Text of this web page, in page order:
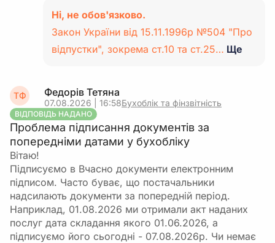
Ні, не обов'язково.
Закон України від 15.11.1996р №504 "Про
відпустки", зокрема ст.10 та ст.25… Ще
ТФ Федорів Тетяна
07.08.2026 | 16:58Бухоблік та фінзвітність
ВІДПОВІДЬ НАДАНО
Проблема підписання документів за
попередніми датами у бухобліку
Вітаю!
Підписуємо в Вчасно документи електронним
підписом. Часто буває, що постачальники
надсилають документи за попередній період.
Наприклад, 01.08.2026 ми отримали акт наданих
послуг дата складання якого 01.06.2026, а
підписуємо його сьогодні - 07.08.2026р. Чи немає